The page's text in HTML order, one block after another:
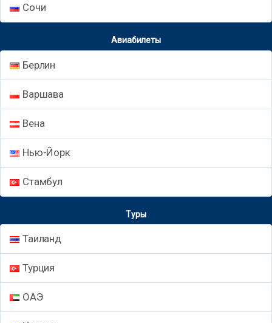
Сочи
Авиабилеты
Берлин
Варшава
Вена
Нью-Йорк
Стамбул
Туры
Таиланд
Турция
ОАЭ